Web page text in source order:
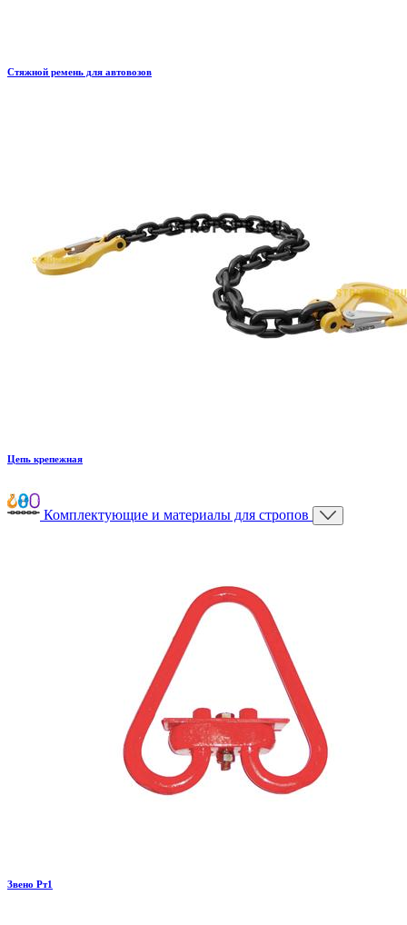
Стяжной ремень для автовозов
Цепь крепежная
Комплектующие и материалы для стропов
Звено Рт1